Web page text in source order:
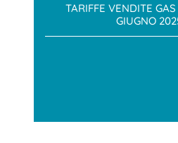
TARIFFE VENDITE
GIUGNO